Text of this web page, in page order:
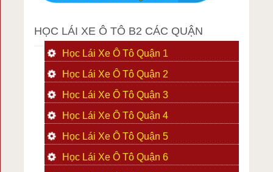
HỌC LÁI XE Ô TÔ B2 CÁC QUẬN
Học Lái Xe Ô Tô Quận 1
Học Lái Xe Ô Tô Quận 2
Học Lái Xe Ô Tô Quận 3
Học Lái Xe Ô Tô Quận 4
Học Lái Xe Ô Tô Quận 5
Học Lái Xe Ô Tô Quận 6